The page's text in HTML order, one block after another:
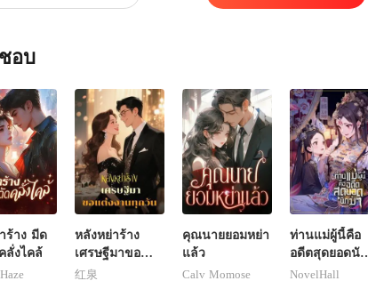
อบ
ร้าง มีด
ลั่งไคล้
หลังหย่าร้าง
เศรษฐีมาขอ
แต่งงานทุกวัน
红泉
คุณนายยอมหย่า
แล้ว
Calv Momose
ท่านแม่ผู้นี้คือ
อดีตสุดยอดนัก
ฆ่า
NovelHall